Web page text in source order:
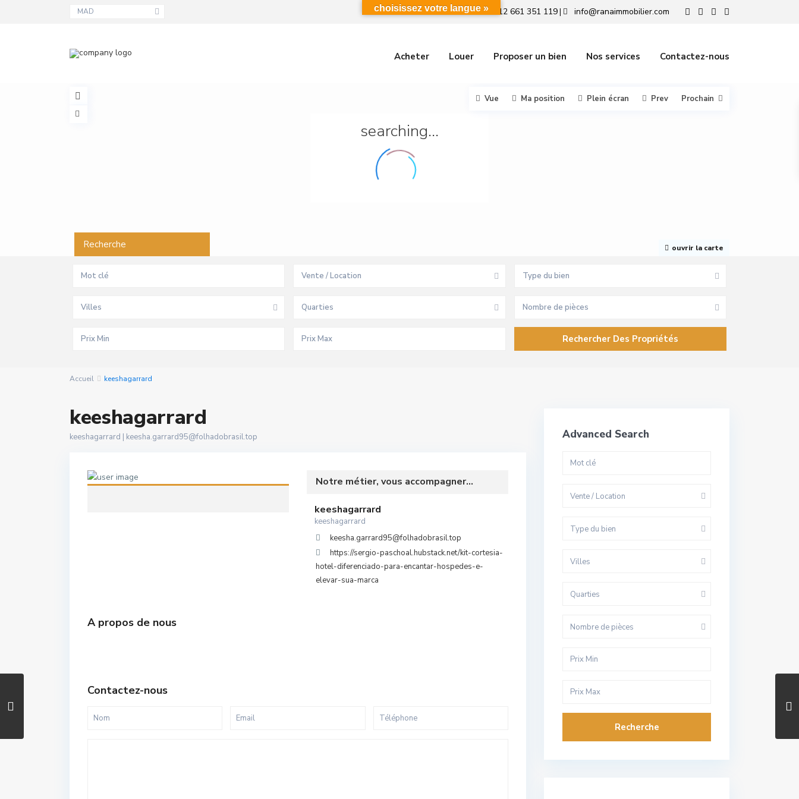
MAD +212 661 351 119| info@ranaimmobilier.com
Acheter Louer Proposer un bien Nos services Contactez-nous
searching...
ouvrir la carte
Vue Ma position Plein écran Prev Prochain
Recherche
Vente / Location Type du bien
Villes Quarties Nombre de pièces
Accueil keeshagarrard
keeshagarrard
keeshagarrard | keesha.garrard95@folhadobrasil.top
Notre métier, vous accompagner...
keeshagarrard
keeshagarrard
keesha.garrard95@folhadobrasil.top
https://sergio-paschoal.hubstack.net/kit-cortesia-
hotel-diferenciado-para-encantar-hospedes-e-
elevar-sua-marca
A propos de nous
Contactez-nous
Advanced Search
Vente / Location
Type du bien
Villes
Quarties
Nombre de pièces
Recherche
choisissez votre langue »